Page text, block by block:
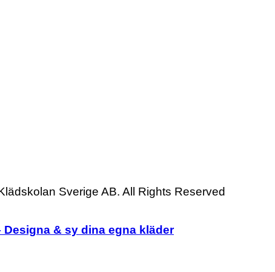
Sverige AB. All Rights Reserved